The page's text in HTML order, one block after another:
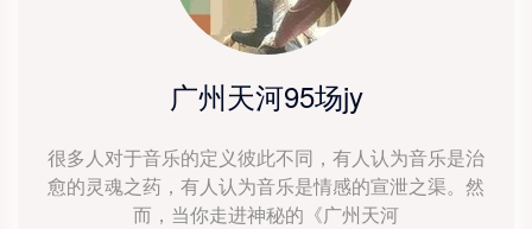
广州天河95场jy
很多人对于音乐的定义彼此不同，有人认为音乐是治
愈的灵魂之药，有人认为音乐是情感的宣泄之渠。然
而，当你走进神秘的《广州天河